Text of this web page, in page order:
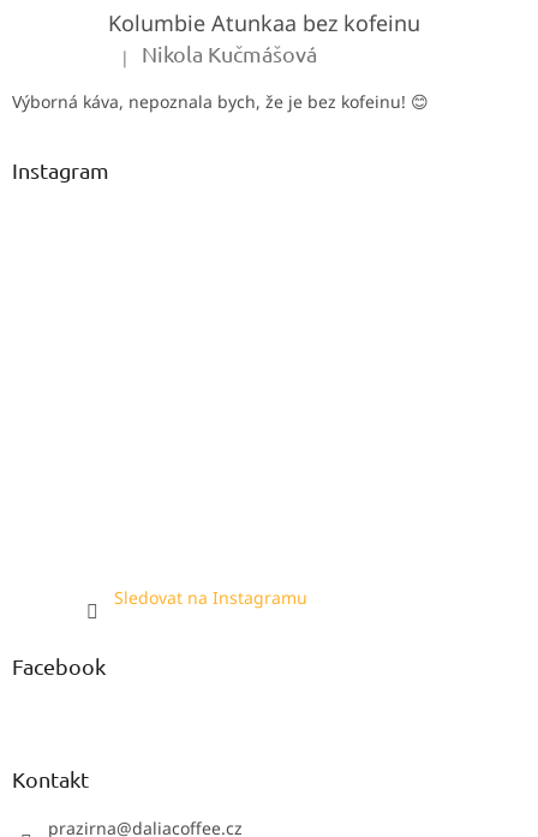
Kolumbie Atunkaa bez kofeinu
Hodnocení produktu je 5 z 5 hvězdiček.
| Nikola Kučmášová
Výborná káva, nepoznala bych, že je bez kofeinu! 😊
Instagram
Sledovat na Instagramu
Facebook
Kontakt
prazirna@daliacoffee.cz